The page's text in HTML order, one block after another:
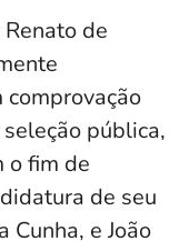
de
pública,
o fim de
de seu
Cunha, e João